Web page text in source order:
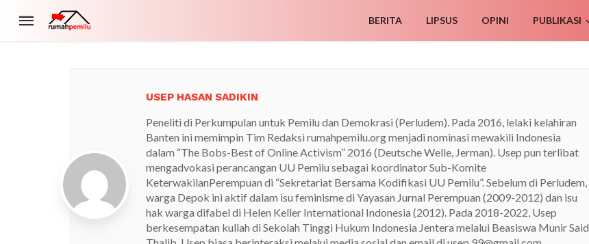
BERITA LIPSUS OPINI PUBLIKASI
USEP HASAN SADIKIN
Peneliti di Perkumpulan untuk Pemilu dan Demokrasi (Perludem). Pada 2016, lelaki kelahiran
Banten ini memimpin Tim Redaksi rumahpemilu.org menjadi nominasi mewakili Indonesia
dalam “The Bobs-Best of Online Activism” 2016 (Deutsche Welle, Jerman). Usep pun terlibat
mengadvokasi perancangan UU Pemilu sebagai koordinator Sub-Komite
KeterwakilanPerempuan di “Sekretariat Bersama Kodifikasi UU Pemilu”. Sebelum di Perludem,
warga Depok ini aktif dalam isu feminisme di Yayasan Jurnal Perempuan (2009-2012) dan isu
hak warga difabel di Helen Keller International Indonesia (2012). Pada 2018-2022, Usep
berkesempatan kuliah di Sekolah Tinggi Hukum Indonesia Jentera melalui Beasiswa Munir Said